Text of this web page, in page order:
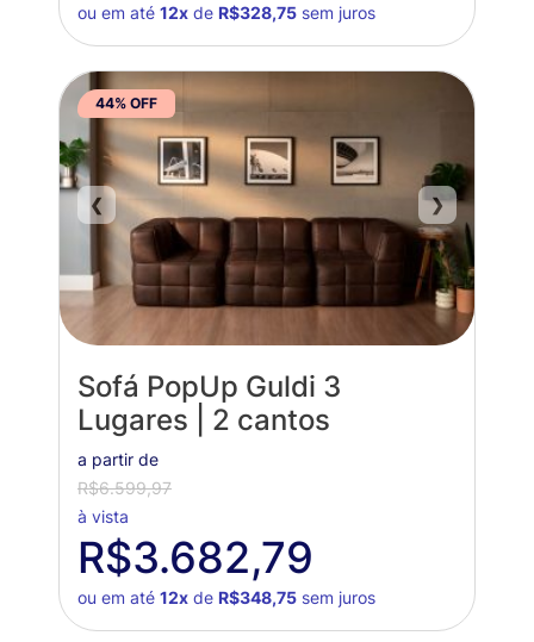
ou em até 12xde R$328,75sem juros
44% OFF
❮ ❯
Sofá PopUp Guldi 3
Lugares | 2 cantos
a partir de
R$6.599,97
à vista
R$3.682,79
ou em até 12xde R$348,75sem juros